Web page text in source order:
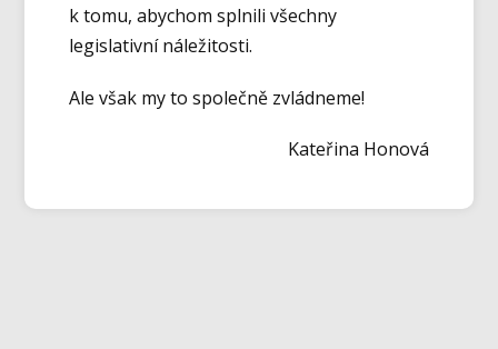
k tomu, abychom splnili všechny
legislativní náležitosti.
Ale však my to společně zvládneme!
Kateřina Honová